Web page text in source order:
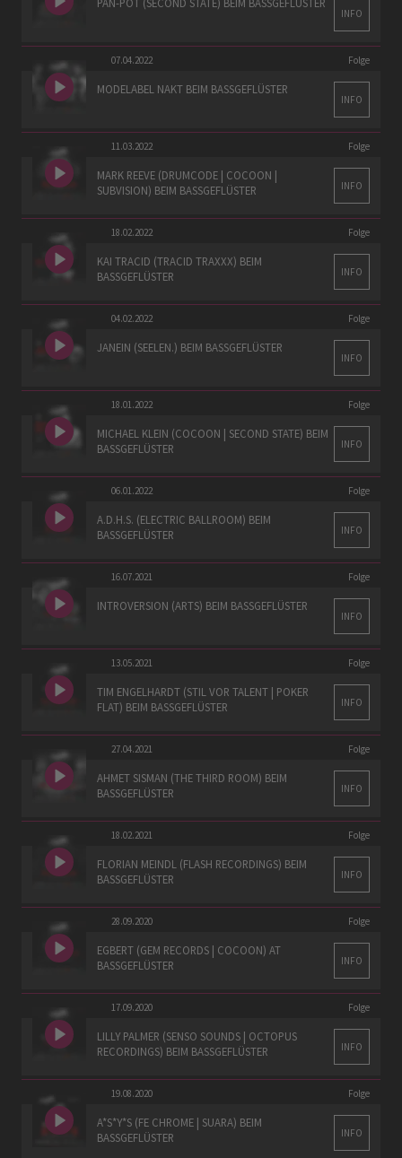
PAN-POT (SECOND STATE) BEIM BASSGEFLÜSTER
INFO
07.04.2022 Folge
MODELABEL NAKT BEIM BASSGEFLÜSTER
INFO
11.03.2022 Folge
MARK REEVE (DRUMCODE | COCOON |
SUBVISION) BEIM BASSGEFLÜSTER
INFO
18.02.2022 Folge
KAI TRACID (TRACID TRAXXX) BEIM
BASSGEFLÜSTER
INFO
04.02.2022 Folge
JANEIN (SEELEN.) BEIM BASSGEFLÜSTER
INFO
18.01.2022 Folge
MICHAEL KLEIN (COCOON | SECOND STATE) BEIM
BASSGEFLÜSTER
INFO
06.01.2022 Folge
A.D.H.S. (ELECTRIC BALLROOM) BEIM
BASSGEFLÜSTER
INFO
16.07.2021 Folge
INTROVERSION (ARTS) BEIM BASSGEFLÜSTER
INFO
13.05.2021 Folge
TIM ENGELHARDT (STIL VOR TALENT | POKER
FLAT) BEIM BASSGEFLÜSTER
INFO
27.04.2021 Folge
AHMET SISMAN (THE THIRD ROOM) BEIM
BASSGEFLÜSTER
INFO
18.02.2021 Folge
FLORIAN MEINDL (FLASH RECORDINGS) BEIM
BASSGEFLÜSTER
INFO
28.09.2020 Folge
EGBERT (GEM RECORDS | COCOON) AT
BASSGEFLÜSTER
INFO
17.09.2020 Folge
LILLY PALMER (SENSO SOUNDS | OCTOPUS
RECORDINGS) BEIM BASSGEFLÜSTER
INFO
19.08.2020 Folge
A*S*Y*S (FE CHROME | SUARA) BEIM
BASSGEFLÜSTER
INFO